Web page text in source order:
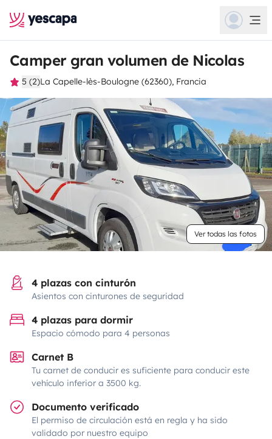
Camper gran volumen de Nicolas
5 (2)La Capelle-lès-Boulogne (62360), Francia
Ver todas las fotos
4 plazas con cinturón
Asientos con cinturones de seguridad
4 plazas para dormir
Espacio cómodo para 4 personas
Carnet B
Tu carnet de conducir es suficiente para conducir este
vehículo inferior a 3500 kg.
Documento verificado
El permiso de circulación está en regla y ha sido
validado por nuestro equipo